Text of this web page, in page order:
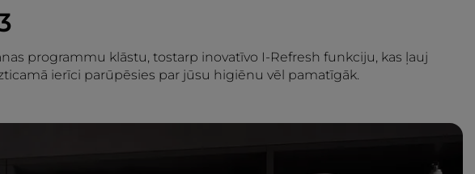
programmu klāstu, tostarp inovatīvo I-Refresh funkciju, kas ļauj
ierīci parūpēsies par jūsu higiēnu vēl pamatīgāk.